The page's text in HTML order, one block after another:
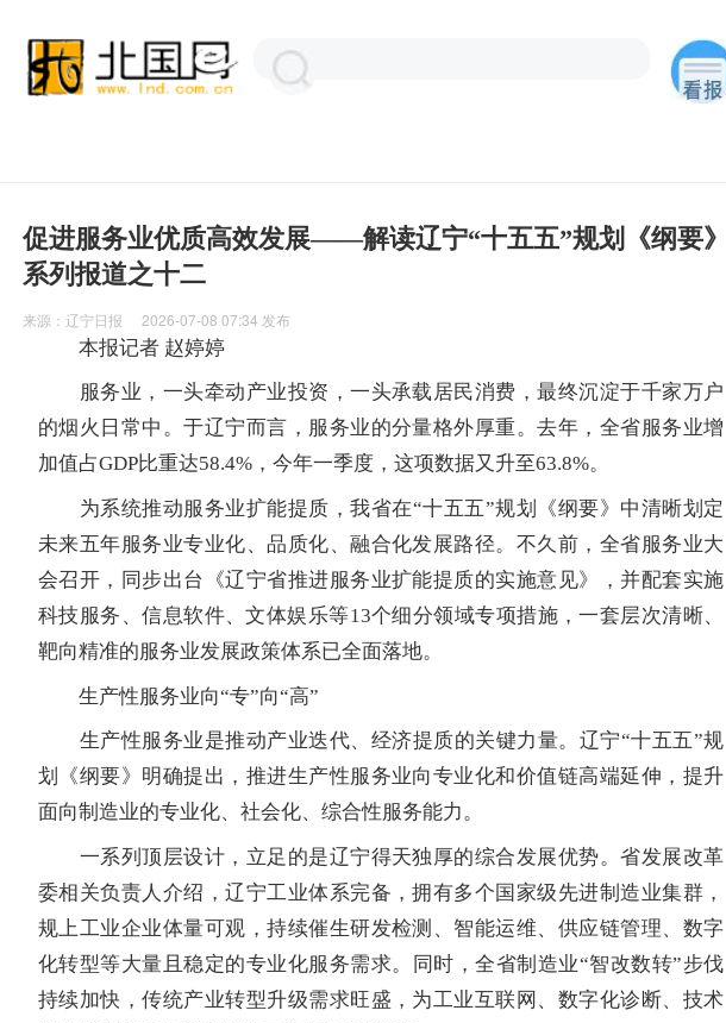
促进服务业优质高效发展——解读辽宁“十五五”规划《纲要》
系列报道之十二
来源：辽宁日报 2026-07-08 07:34 发布
本报记者 赵婷婷
服务业，一头牵动产业投资，一头承载居民消费，最终沉淀于千家万户
的烟火日常中。于辽宁而言，服务业的分量格外厚重。去年，全省服务业增
加值占GDP比重达58.4%，今年一季度，这项数据又升至63.8%。
为系统推动服务业扩能提质，我省在“十五五”规划《纲要》中清晰划定
未来五年服务业专业化、品质化、融合化发展路径。不久前，全省服务业大
会召开，同步出台《辽宁省推进服务业扩能提质的实施意见》，并配套实施
科技服务、信息软件、文体娱乐等13个细分领域专项措施，一套层次清晰、
靶向精准的服务业发展政策体系已全面落地。
生产性服务业向“专”向“高”
生产性服务业是推动产业迭代、经济提质的关键力量。辽宁“十五五”规
划《纲要》明确提出，推进生产性服务业向专业化和价值链高端延伸，提升
面向制造业的专业化、社会化、综合性服务能力。
一系列顶层设计，立足的是辽宁得天独厚的综合发展优势。省发展改革
委相关负责人介绍，辽宁工业体系完备，拥有多个国家级先进制造业集群，
规上工业企业体量可观，持续催生研发检测、智能运维、供应链管理、数字
化转型等大量且稳定的专业化服务需求。同时，全省制造业“智改数转”步伐
持续加快，传统产业转型升级需求旺盛，为工业互联网、数字化诊断、技术